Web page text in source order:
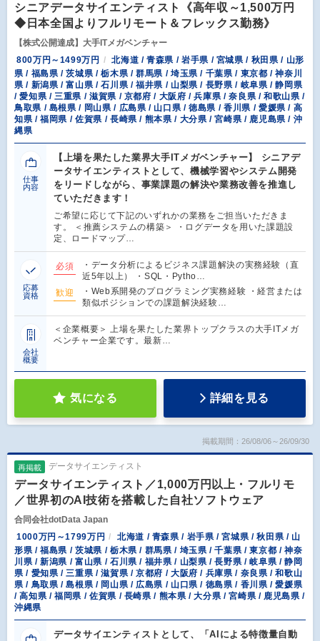
シニアデータサイエンティスト《高年収～1,500万円
◆日本全国よりフルリモート＆フレックス勤務》
【株式公開達成】大手ITメガベンチャー
800万円～1499万円
北海道 / 青森県 / 岩手県 / 宮城県 / 秋田県 / 山形
県 / 福島県 / 茨城県 / 栃木県 / 群馬県 / 埼玉県 / 千葉県 / 東京都 / 神奈川
県 / 新潟県 / 富山県 / 石川県 / 福井県 / 山梨県 / 長野県 / 岐阜県 / 静岡県
/ 愛知県 / 三重県 / 滋賀県 / 京都府 / 大阪府 / 兵庫県 / 奈良県 / 和歌山県 /
鳥取県 / 島根県 / 岡山県 / 広島県 / 山口県 / 徳島県 / 香川県 / 愛媛県 / 高
知県 / 福岡県 / 佐賀県 / 長崎県 / 熊本県 / 大分県 / 宮崎県 / 鹿児島県 / 沖
縄県
仕事
内容
【上場を果たした業界大手ITメガベンチャー】 シニアデ
ータサイエンティストとして、機械学習やシステム開発
をリードしながら、事業課題の解決や業務改善を推進し
ていただきます！
ご希望に応じて下記のいずれかの業務をご担当いただきま
す。 ＜推薦システムの構築＞ ・ログデータを用いた課題設
定、ロードマップ…
応募
資格
必須
・データ分析によるビジネス課題解決の実務経験（直
近5年以上） ・SQL・Pytho…
歓迎
・Web系開発のプログラミング実務経験 ・経営または
類似ポジションでの課題解決経験…
会社
概要
＜企業概要＞ 上場を果たした業界トップクラスの大手ITメガ
ベンチャー企業です。最新…
気になる 詳細を見る
掲載期間：26/08/06～26/09/30
再掲載 データサイエンティスト
データサイエンティスト／1,000万円以上・フルリモ
／世界初のAI技術を搭載した自社ソフトウェア
合同会社dotData Japan
1000万円～1799万円
北海道 / 青森県 / 岩手県 / 宮城県 / 秋田県 / 山
形県 / 福島県 / 茨城県 / 栃木県 / 群馬県 / 埼玉県 / 千葉県 / 東京都 / 神奈
川県 / 新潟県 / 富山県 / 石川県 / 福井県 / 山梨県 / 長野県 / 岐阜県 / 静岡
県 / 愛知県 / 三重県 / 滋賀県 / 京都府 / 大阪府 / 兵庫県 / 奈良県 / 和歌山
県 / 鳥取県 / 島根県 / 岡山県 / 広島県 / 山口県 / 徳島県 / 香川県 / 愛媛県
/ 高知県 / 福岡県 / 佐賀県 / 長崎県 / 熊本県 / 大分県 / 宮崎県 / 鹿児島県 /
沖縄県
データサイエンティストとして、「AIによる特徴量自動